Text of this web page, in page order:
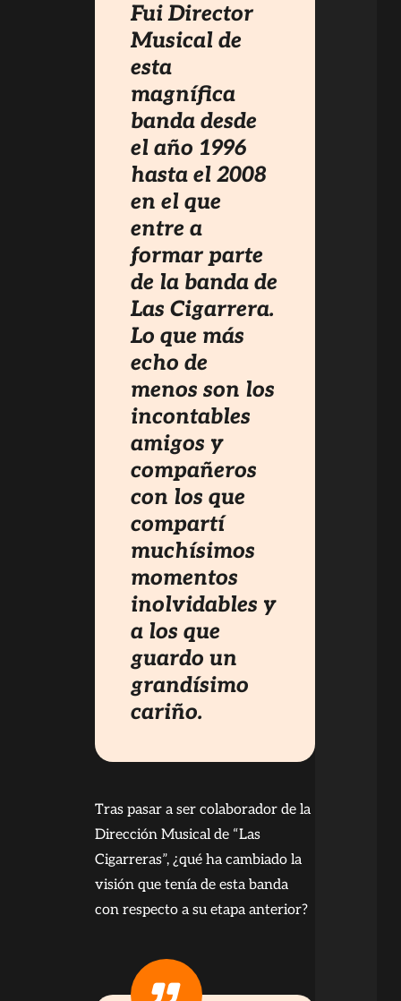
Fui Director
Musical de
esta
magnífica
banda desde
el año 1996
hasta el 2008
en el que
entre a
formar parte
de la banda de
Las Cigarrera.
Lo que más
echo de
menos son los
incontables
amigos y
compañeros
con los que
compartí
muchísimos
momentos
inolvidables y
a los que
guardo un
grandísimo
cariño.
Tras pasar a ser colaborador de la
Dirección Musical de “Las
Cigarreras”, ¿qué ha cambiado la
visión que tenía de esta banda
con respecto a su etapa anterior?